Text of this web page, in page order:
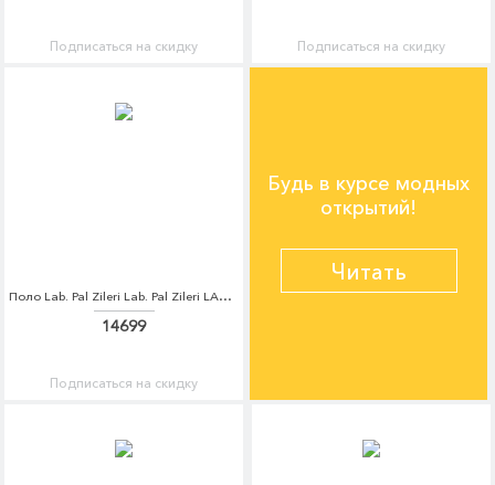
Подписаться на скидку Подписаться на скидку
Поло Lab. Pal Zileri Lab. Pal Zileri LA059EMDQJX3
14699
Подписаться на скидку
Будь в курсе модных
открытий!
Читать